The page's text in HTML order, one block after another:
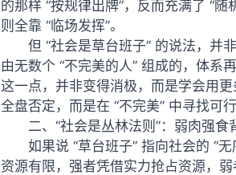
的那样 “按规律出牌”，反而充满了 “随
则全靠 “临场发挥”。
但 “社会是草台班子” 的说法，并
由无数个 “不完美的人” 组成的，体系
这一点，并非变得消极，而是学会用
全盘否定，而是在 “不完美” 中寻找可行
二、“社会是丛林法则”：弱肉强食
如果说 “草台班子” 指向社会的 “
资源有限，强者凭借实力抢占资源，弱